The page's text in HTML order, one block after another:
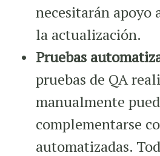
necesitarán apoyo
la actualización.
Pruebas
pruebas de QA
manualmente
complementarse
automatizadas.